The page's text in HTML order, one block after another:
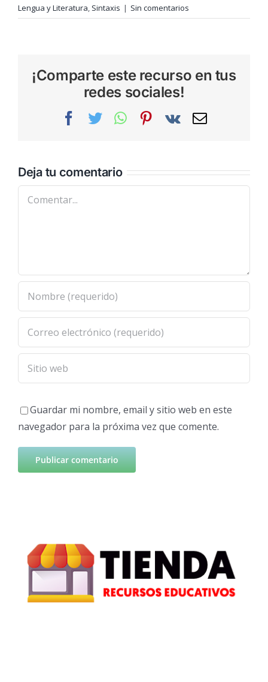
Lengua y Literatura, Sintaxis | Sin comentarios
¡Comparte este recurso en tus
redes sociales!
Facebook
TwitterWhatsAppPinterest
Vk
Correo
Deja tu comentario
Comentar
Guardar mi nombre, email y sitio web en este
navegador para la próxima vez que comente.